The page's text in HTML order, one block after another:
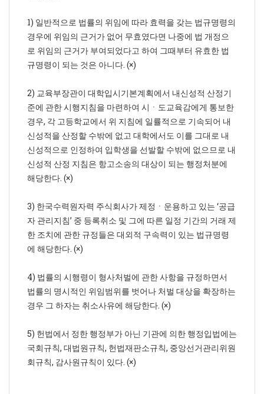
1) 일반적으로 법률의 위임에 따라 효력을 갖는 법규명령의
경우에 위임의 근거가 없어 무효였다면 나중에 법 개정으
로 위임의 근거가 부여되었다고 하여 그때부터 유효한 법
규명령이 되는 것은 아니다. (×)
2) 교육부장관이 대학입시기본계획에서 내신성적 산정기
준에 관한 시행지침을 마련하여 시ㆍ도교육감에게 통보한
경우, 각 고등학교에서 위 지침에 일률적으로 기속되어 내
신성적을 산정할 수밖에 없고 대학에서도 이를 그대로 내
신성적으로 인정하여 입학생을 선발할 수밖에 없으므로 내
신성적 산정 지침은 항고소송의 대상이 되는 행정처분에
해당한다. (×)
3) 한국수력원자력 주식회사가 제정ㆍ운용하고 있는 ‘공급
자 관리지침’ 중 등록취소 및 그에 따른 일정 기간의 거래 제
한 조치에 관한 규정들은 대외적 구속력이 있는 법규명령
에 해당한다. (×)
4) 법률의 시행령이 형사처벌에 관한 사항을 규정하면서
법률의 명시적인 위임범위를 벗어나 처벌 대상을 확장하는
경우 그 하자는 취소사유에 해당한다. (×)
5) 헌법에서 정한 행정부가 아닌 기관에 의한 행정입법에는
국회규칙, 대법원규칙, 헌법재판소규칙, 중앙선거관리위원
회규칙, 감사원규칙이 있다. (×)